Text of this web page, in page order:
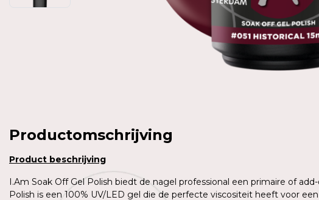
Productomschrijving
Product beschrijving
I.Am Soak Off Gel Polish biedt de nagel professional een primaire of
Polish is een 100% UV/LED gel die de perfecte viscositeit heeft voor